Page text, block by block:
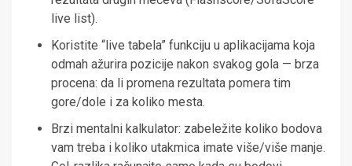
live list).
Koristite “live tabela” funkciju u aplikacijama koja
odmah ažurira pozicije nakon svakog gola — brza
procena: da li promena rezultata pomera tim
gore/dole i za koliko mesta.
Brzi mentalni kalkulator: zabeležite koliko bodova
vam treba i koliko utakmica imate više/više manje.